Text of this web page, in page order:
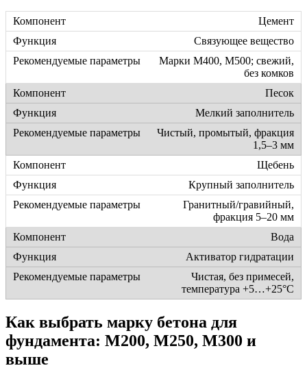
Цемент
Связующее вещество
Марки М400, М500; свежий,
без комков
Песок
Мелкий заполнитель
Чистый, промытый, фракция
1,5–3 мм
Щебень
Крупный заполнитель
Гранитный/гравийный,
фракция 5–20 мм
Вода
Активатор гидратации
Чистая, без примесей,
температура +5…+25°C
Как выбрать марку бетона для
фундамента: М200, М250, М300 и
выше